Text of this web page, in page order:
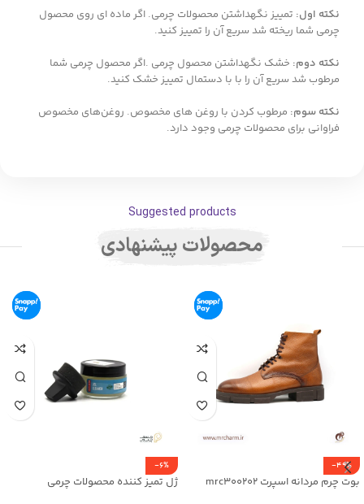
نکته اول: تمییز نگهداشتن محصولات چرمی. اگر ماده ای روی محصول
چرمی شما ریخته شد سریع آن را تمییز کنید.
نکته دوم: خشک نگهداشتن محصول چرمی .اگر محصول چرمی شما
مرطوب شد سریع آن را با با دستمال تمییز خشک کنید.
نکته سوم: مرطوب کردن با روغن های مخصوص. روغن‌های مخصوص
فراوانی برای محصولات چرمی وجود دارد.
Suggested products
محصولات پیشنهادی
-49%
بوت چرم مردانه اسپرت mrc300202
-6%
ژل تمیز کننده محصولات چرمی